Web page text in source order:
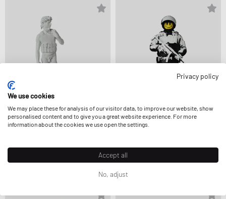
BRANDALISM SUICIDE MAN STATUE
779,99 €
BRANDALISM RIOT COP STATUE
ORIGINAL VERSION
879,99 €
Privacy policy
We use cookies
We may place these for analysis of our visitor data, to improve our website, show
personalised content and to give you a great website experience. For more
information about the cookies we use open the settings.
Accept all
No, adjust